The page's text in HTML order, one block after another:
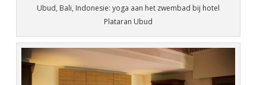
Ubud, Bali, Indonesie: yoga aan het zwembad bij hotel
Plataran Ubud